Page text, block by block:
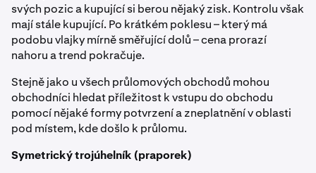
svých pozic a kupující si berou nějaký zisk. Kontrolu však
mají stále kupující. Po krátkém poklesu – který má
podobu vlajky mírně směřující dolů – cena prorazí
nahoru a trend pokračuje.
Stejně jako u všech průlomových obchodů mohou
obchodníci hledat příležitost k vstupu do obchodu
pomocí nějaké formy potvrzení a zneplatnění v oblasti
pod místem, kde došlo k průlomu.
Symetrický trojúhelník (praporek)